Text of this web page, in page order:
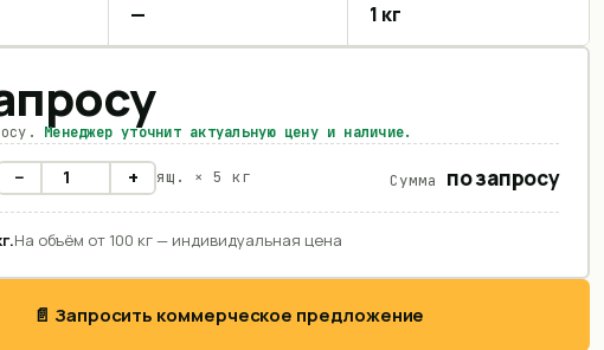
— 1 кг
Менеджер уточнит актуальную цену и наличие.
− + ящ. × 5 кг Сумма по запросу
.На объём от 100 кг — индивидуальная цена
📄 Запросить коммерческое предложение